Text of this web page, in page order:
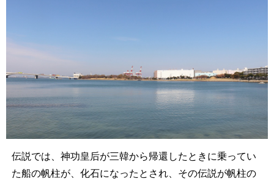
伝説では、神功皇后が三韓から帰還したときに乗ってい
た船の帆柱が、化石になったとされ、その伝説が帆柱の